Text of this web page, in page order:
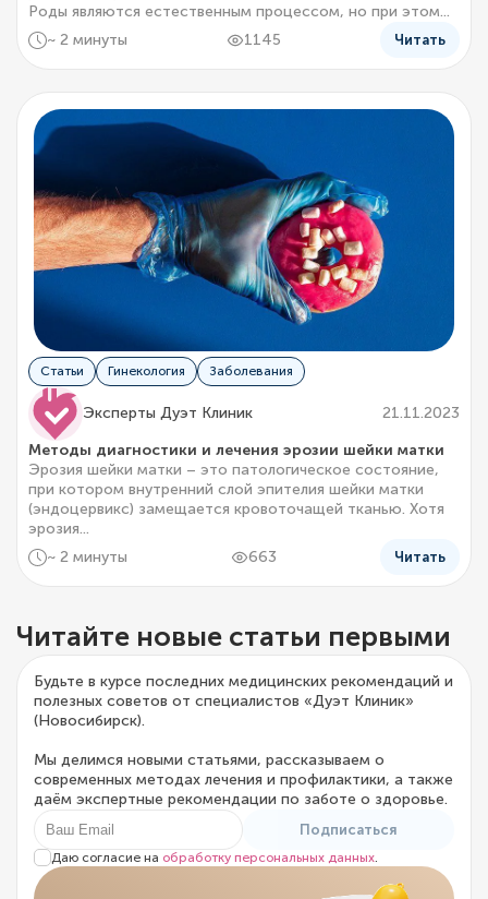
Роды являются естественным процессом, но при этом...
~ 2 минуты
1145 Читать
Статьи Гинекология Заболевания
Эксперты Дуэт Клиник
21.11.2023
Методы диагностики и лечения эрозии шейки матки
Эрозия шейки матки – это патологическое состояние,
при котором внутренний слой эпителия шейки матки
(эндоцервикс) замещается кровоточащей тканью. Хотя
эрозия...
~ 2 минуты
663 Читать
Читайте новые статьи первыми
Будьте в курсе последних медицинских рекомендаций и
полезных советов от специалистов «Дуэт Клиник»
(Новосибирск).
Мы делимся новыми статьями, рассказываем о
современных методах лечения и профилактики, а также
даём экспертные рекомендации по заботе о здоровье.
Подписаться
Даю согласие на обработку персональных данных.